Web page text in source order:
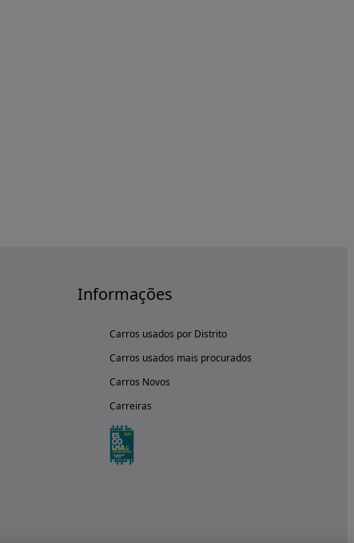
Informações
Carros usados por Distrito
Carros usados mais procurados
Carros Novos
Carreiras